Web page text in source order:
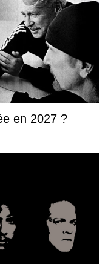
en 2027 ?